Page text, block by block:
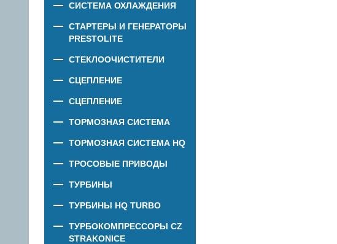
СИСТЕМА ОХЛАЖДЕНИЯ
СТАРТЕРЫ И ГЕНЕРАТОРЫ
PRESTOLITE
СТЕКЛООЧИСТИТЕЛИ
СЦЕПЛЕНИЕ
СЦЕПЛЕНИЕ
ТОРМОЗНАЯ СИСТЕМА
ТОРМОЗНАЯ СИСТЕМА HQ
ТРОСОВЫЕ ПРИВОДЫ
ТУРБИНЫ
ТУРБИНЫ HQ TURBO
ТУРБОКОМПРЕССОРЫ CZ
STRAKONICE